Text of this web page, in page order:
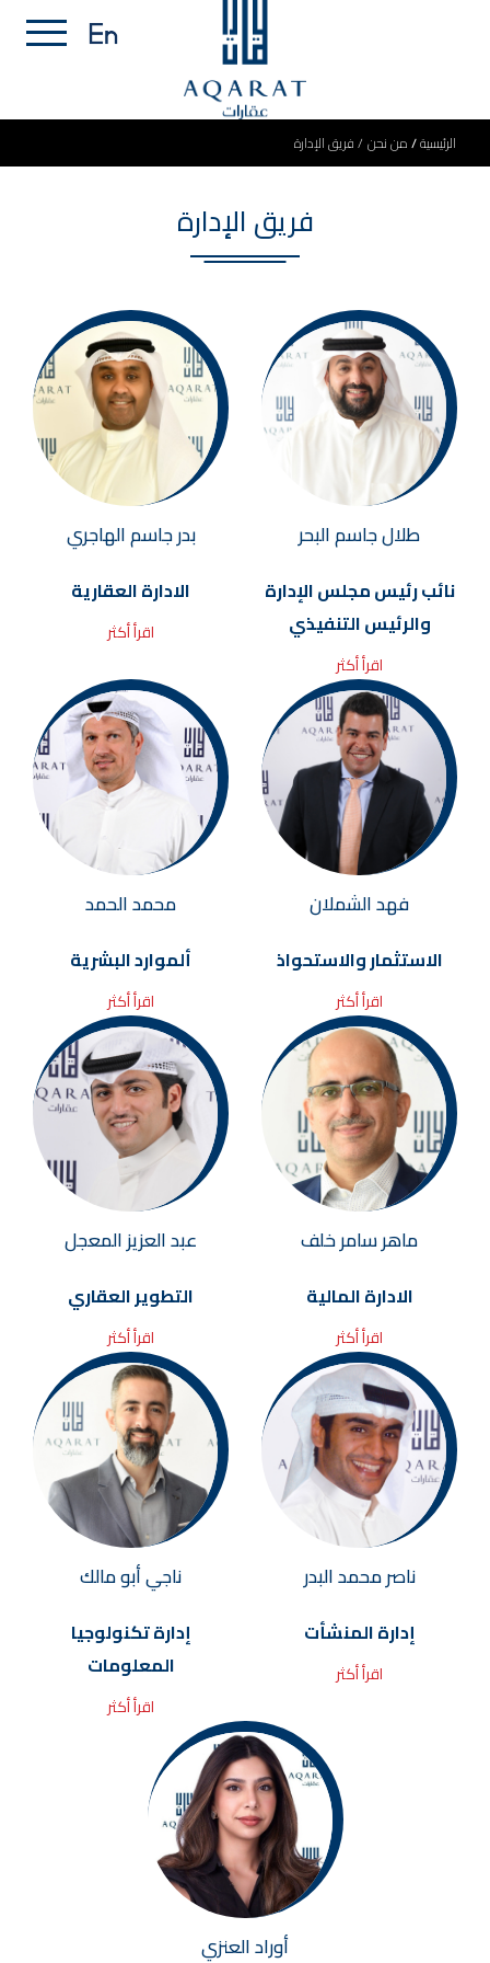
الرئيسية من نحن فريق الإدارة
فريق الإدارة
طلال جاسم البحر
نائب رئيس مجلس الإدارة
والرئيس التنفيذي
اقرأ أكثر
بدر جاسم الهاجري
الادارة العقارية
اقرأ أكثر
فهد الشملان
الاستثمار والاستحواذ
اقرأ أكثر
محمد الحمد
ألموارد البشرية
اقرأ أكثر
ماهر سامر خلف
الادارة المالية
اقرأ أكثر
عبد العزيز المعجل
التطوير العقاري
اقرأ أكثر
ناصر محمد البدر
إدارة المنشأت
اقرأ أكثر
ناجي أبو مالك
إدارة تكنولوجيا
المعلومات
اقرأ أكثر
أوراد العنزي